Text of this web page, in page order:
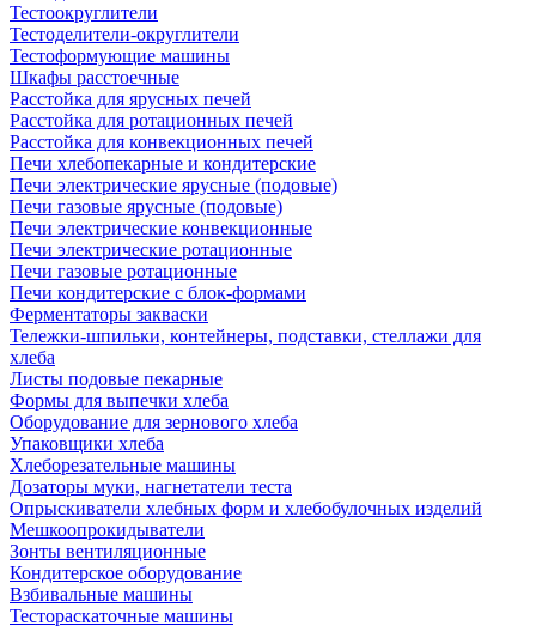
Тестоокруглители
Тестоделители-округлители
Тестоформующие машины
Шкафы расстоечные
Расстойка для ярусных печей
Расстойка для ротационных печей
Расстойка для конвекционных печей
Печи хлебопекарные и кондитерские
Печи электрические ярусные (подовые)
Печи газовые ярусные (подовые)
Печи электрические конвекционные
Печи электрические ротационные
Печи газовые ротационные
Печи кондитерские с блок-формами
Ферментаторы закваски
Тележки-шпильки, контейнеры, подставки, стеллажи для
хлеба
Листы подовые пекарные
Формы для выпечки хлеба
Оборудование для зернового хлеба
Упаковщики хлеба
Хлеборезательные машины
Дозаторы муки, нагнетатели теста
Опрыскиватели хлебных форм и хлебобулочных изделий
Мешкоопрокидыватели
Зонты вентиляционные
Кондитерское оборудование
Взбивальные машины
Тестораскаточные машины